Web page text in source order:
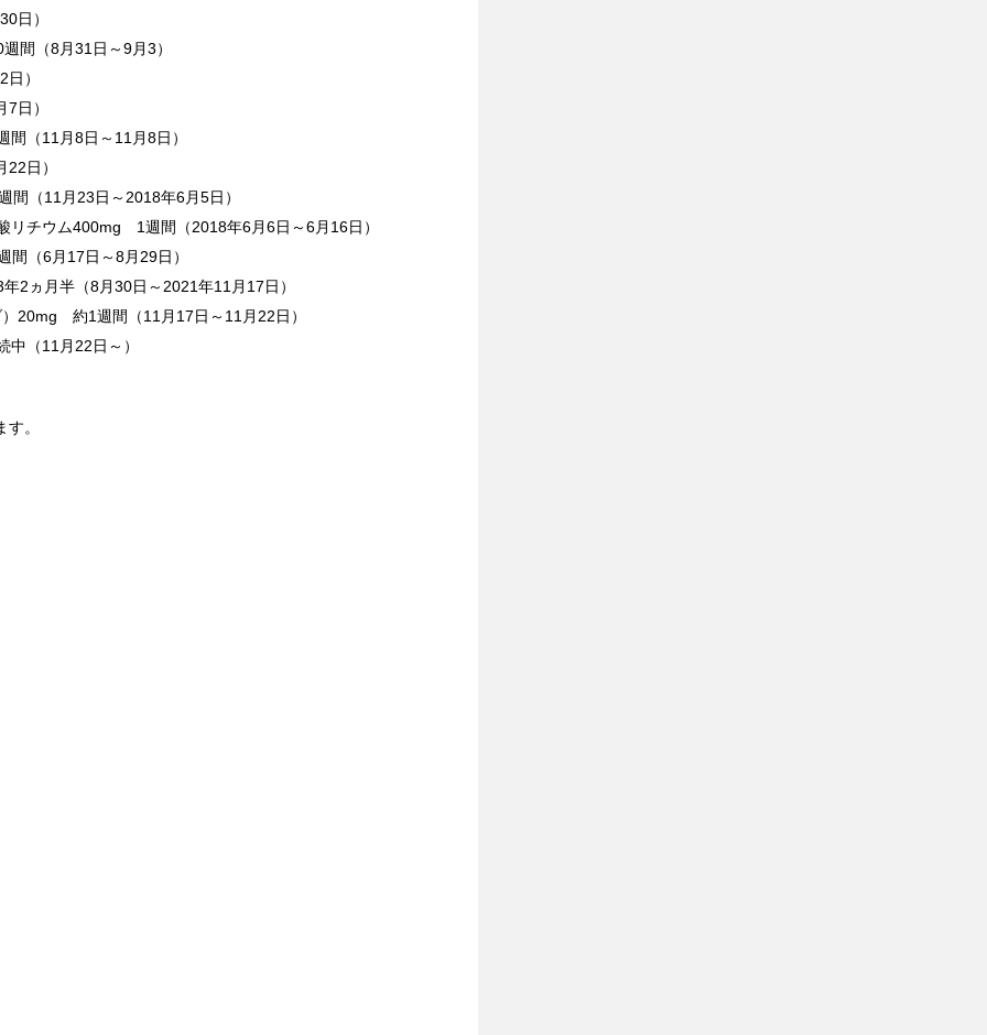
日）
間（8月31日～9月3）
）
日）
（11月8日～11月8日）
日）
（11月23日～2018年6月5日）
リチウム400mg 1週間（2018年6月6日～6月16日）
（6月17日～8月29日）
2ヵ月半（8月30日～2021年11月17日）
20mg 約1週間（11月17日～11月22日）
（11月22日～）
。